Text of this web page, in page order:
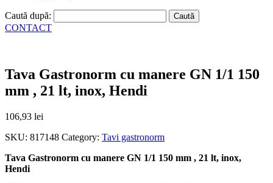
Caută după:
CONTACT
Tava Gastronorm cu manere GN 1/1 150
mm , 21 lt, inox, Hendi
106,93 lei
SKU: 817148 Category: Tavi gastronorm
Tava Gastronorm cu manere GN 1/1 150 mm , 21 lt, inox,
Hendi